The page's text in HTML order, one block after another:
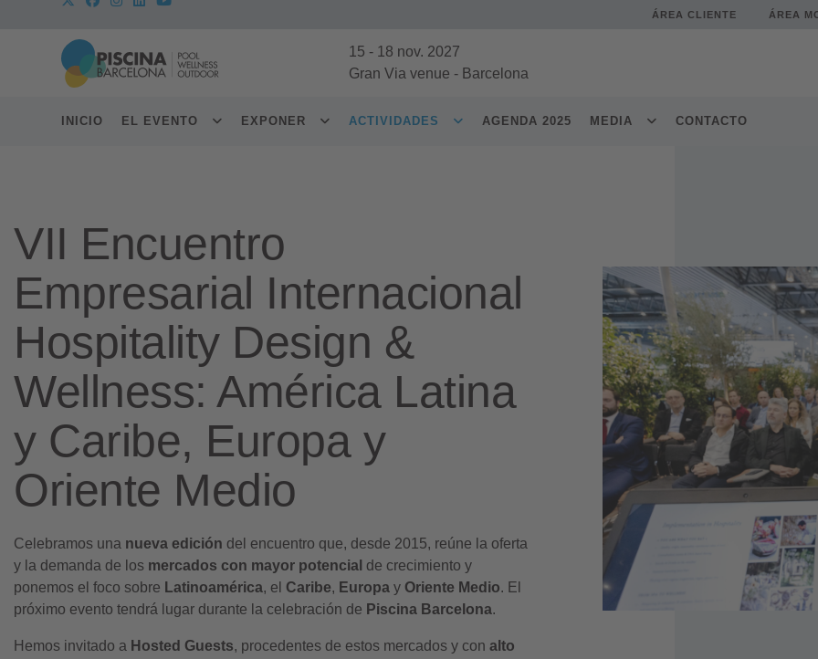
ÁREA CLIENTE ÁREA
15 - 18 nov. 2027
Gran Via venue - Barcelona
INICIO EL EVENTO EXPONER ACTIVIDADES AGENDA 2025 MEDIA CONTACTO
VII Encuentro
Empresarial Internacional
Hospitality Design &
Wellness: América Latina
y Caribe, Europa y
Oriente Medio
Celebramos una nueva edición del encuentro que, desde 2015, reúne la oferta
y la demanda de los mercados con mayor potencial de crecimiento y
ponemos el foco sobre Latinoamérica, el Caribe, Europa y Oriente Medio. El
próximo evento tendrá lugar durante la celebración de Piscina Barcelona.
Hemos invitado a Hosted Guests, procedentes de estos mercados y con alto